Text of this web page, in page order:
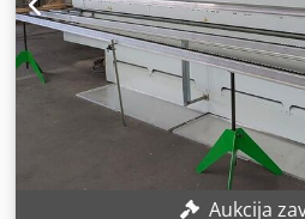
visoke frekvencije, svaki sa 0,65
Cjdpfozmglwex Ai Seha • Agregat
Dva motora visoke frekvencije,
o/min • Za prave, kao i
90° i 180° uglovima • Nož za
prebacivanje između dva profila
profilisanje RC02 • Agregat za
svaki sa 0,37 kW, 2.800 o/min •
greda za pritisak trake. -
podmazivanje. NC PAKET
ulaznom graničniku. - AX-1: NC
pritiskanje kanta. - AX-4, NC ose
obradu krajeva. - AX-2, NC ose
uglova. - AX-4, NC ose na
VIŠE BRZINA 12-18 m/min
PRIJANJANJA ADZ02 SISTEM
Aukcija